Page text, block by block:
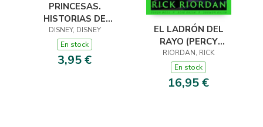
PRINCESAS.
HISTORIAS DE
ANIMALES.
PEQUECUENTOS
DISNEY, DISNEY
En stock
3,95 €
EL LADRÓN DEL
RAYO (PERCY
JACKSON Y LOS
DIOSES DEL OLIMPO
1)
RIORDAN, RICK
En stock
16,95 €